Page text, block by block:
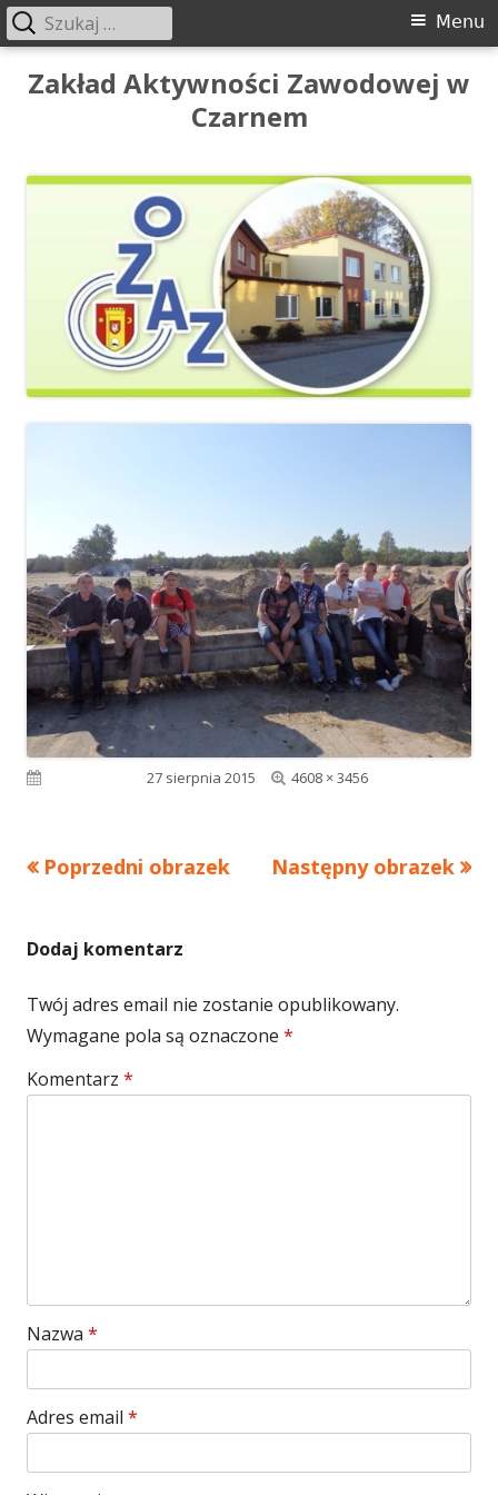
Przeskocz
Zakład Aktywności Zawodowej w
Czarnem
Menu
główne
Menu
Szukaj:
Opublikowano27 sierpnia 2015
Pełny
4608 × 3456
Poprzedni obrazek Następny obrazek
Dodaj komentarz
Twój adres email nie zostanie opublikowany.
Wymagane pola są oznaczone *
Komentarz *
Nazwa *
Adres email *